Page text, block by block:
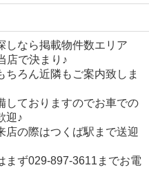
なら掲載物件数エリア
で決まり♪
ちろん近隣もご案内致しま
しておりますのでお車での
迎♪
店の際はつくば駅まで送迎
まず029-897-3611までお電